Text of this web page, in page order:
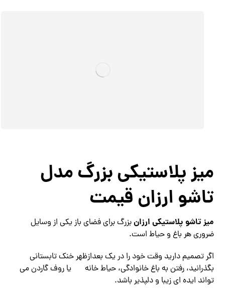
میز پلاستیکی بزرگ مدل
تاشو ارزان قیمت
میز تاشو پلاستیکی ارزانبزرگ برای فضای باز یکی از وسایل
ضروری هر باغ و حیاط است.
اگر تصمیم دارید وقت خود را در یک بعدازظهر خنک تابستانی
بگذرانید، رفتن به باغ خانوادگی، حیاط خانه
یا روف گاردن می
تواند ایده ای زیبا و دلپذیر باشد.